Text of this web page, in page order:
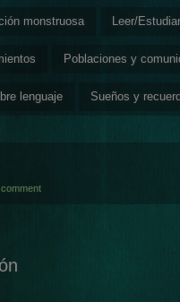
monstruosa Leer/Estudiar
Poblaciones y
lenguaje Sueños y